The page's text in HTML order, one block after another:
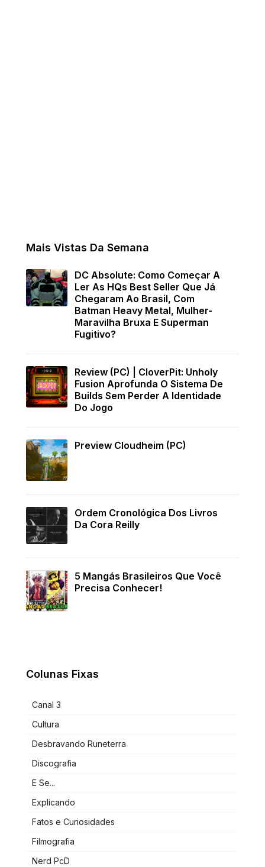
Mais Vistas Da Semana
DC Absolute: Como Começar A
Ler As HQs Best Seller Que Já
Chegaram Ao Brasil, Com
Batman Heavy Metal, Mulher-
Maravilha Bruxa E Superman
Fugitivo?
Review (PC) | CloverPit: Unholy
Fusion Aprofunda O Sistema De
Builds Sem Perder A Identidade
Do Jogo
Preview Cloudheim (PC)
Ordem Cronológica Dos Livros
Da Cora Reilly
5 Mangás Brasileiros Que Você
Precisa Conhecer!
Colunas Fixas
Canal 3
Cultura
Desbravando Runeterra
Discografia
E Se...
Explicando
Fatos e Curiosidades
Filmografia
Nerd PcD